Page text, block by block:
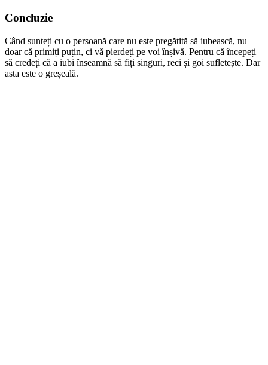
Concluzie
Când sunteți cu o persoană care nu este pregătită să iubească, nu
doar că primiți puțin, ci vă pierdeți pe voi înșivă. Pentru că începeți
să credeți că a iubi înseamnă să fiți singuri, reci și goi sufletește. Dar
asta este o greșeală.